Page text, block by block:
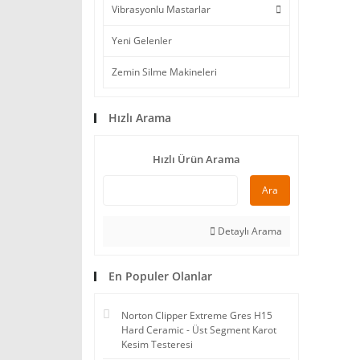
Vibrasyonlu Mastarlar
Yeni Gelenler
Zemin Silme Makineleri
Hızlı Arama
Hızlı Ürün Arama
Ara
Detaylı Arama
En Populer Olanlar
Norton Clipper Extreme Gres H15
Hard Ceramic - Üst Segment Karot
Kesim Testeresi